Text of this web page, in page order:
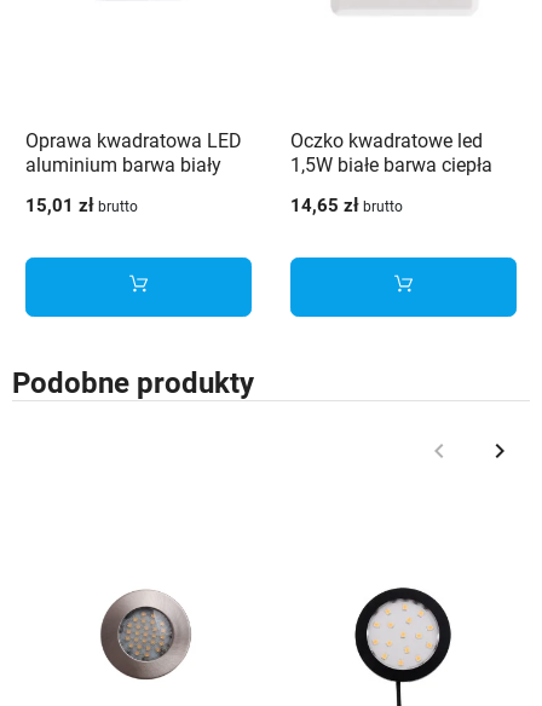
Oprawa kwadratowa LED
aluminium barwa biały
15,01 zł brutto
Oczko kwadratowe led
1,5W białe barwa ciepła
14,65 zł brutto
Podobne produkty
Poprzedni
keyboard_arrow_left keyboard_arrow_right